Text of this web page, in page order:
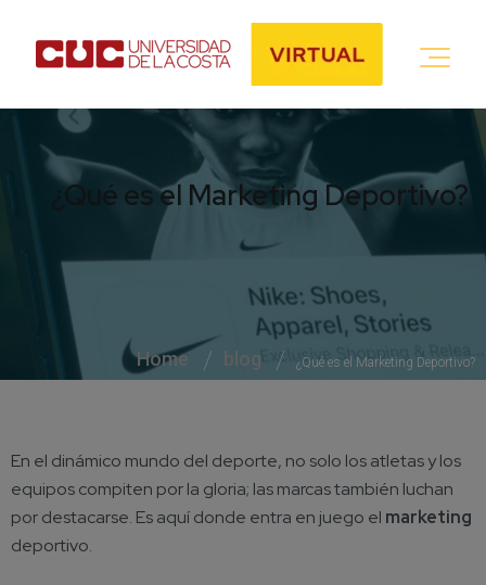
¿Qué es el Marketing Deportivo?
Home blog ¿Qué es el Marketing Deportivo?
En el dinámico mundo del deporte, no solo los atletas y los
equipos compiten por la gloria; las marcas también luchan
por destacarse. Es aquí donde entra en juego el marketing
deportivo.